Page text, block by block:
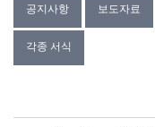
공지사항 보도자료
각종 서식